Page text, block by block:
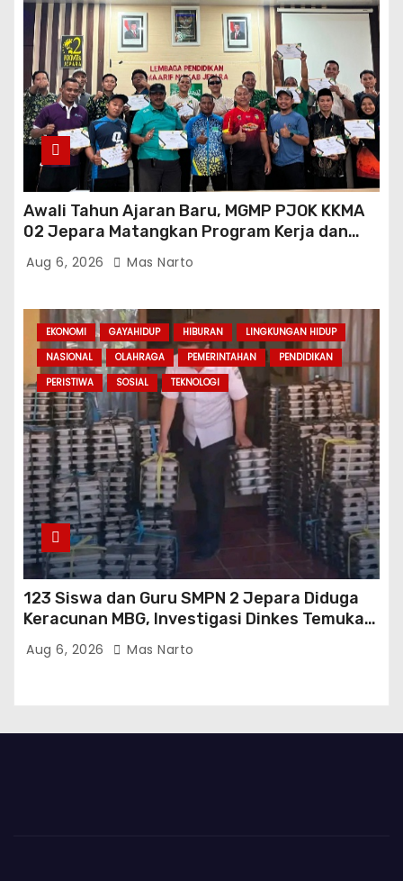
Awali Tahun Ajaran Baru, MGMP PJOK KKMA
02 Jepara Matangkan Program Kerja dan
Asesmen Gasal
Aug 6, 2026 Mas Narto
EKONOMI GAYAHIDUP HIBURAN
LINGKUNGAN HIDUP
NASIONAL
OLAHRAGA PEMERINTAHAN
PENDIDIKAN
PERISTIWA
SOSIAL TEKNOLOGI
123 Siswa dan Guru SMPN 2 Jepara Diduga
Keracunan MBG, Investigasi Dinkes Temukan
Sejumlah Pelanggaran di Dapur SPPG
Aug 6, 2026 Mas Narto